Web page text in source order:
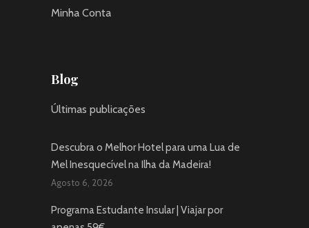
Minha Conta
Blog
Últimas publicações
Descubra o Melhor Hotel para uma Lua de
Mel Inesquecível na Ilha da Madeira!
Agosto 6, 2026
Programa Estudante Insular | Viajar por